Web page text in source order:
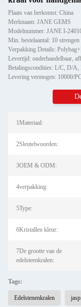
Plaats van herkomst: China
Merknaam: JANE GEMS
Modelnummer: JANE I-
Min. bestelaantal: 10 strengen
Verpakking Details:
Levertijd: onderhandelbaar,
Betalingscondities: L/C, D/A,
Levering vermogen: 10000/
1Materiaal:
2Sleutelwoorden:
3OEM & ODM:
4verpakking:
5Type:
6Kristallen kleur:
7De grootte van de
edelsteenkralen:
Tags:
Edelstenenkralen